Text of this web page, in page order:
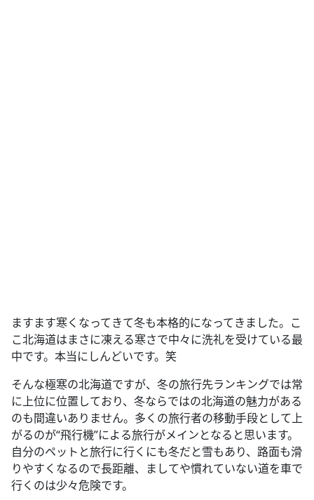
ますます寒くなってきて冬も本格的になってきました。こ
こ北海道はまさに凍える寒さで中々に洗礼を受けている最
中です。本当にしんどいです。笑
そんな極寒の北海道ですが、冬の旅行先ランキングでは常
に上位に位置しており、冬ならではの北海道の魅力がある
のも間違いありません。多くの旅行者の移動手段として上
がるのが“飛行機”による旅行がメインとなると思います。
自分のペットと旅行に行くにも冬だと雪もあり、路面も滑
りやすくなるので長距離、ましてや慣れていない道を車で
行くのは少々危険です。